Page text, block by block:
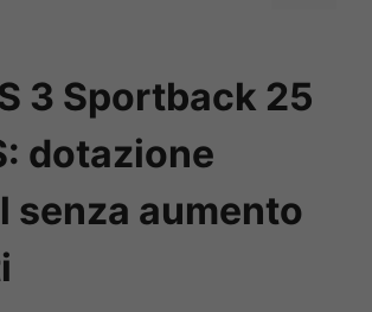
3 Sportback 25
dotazione
senza aumento